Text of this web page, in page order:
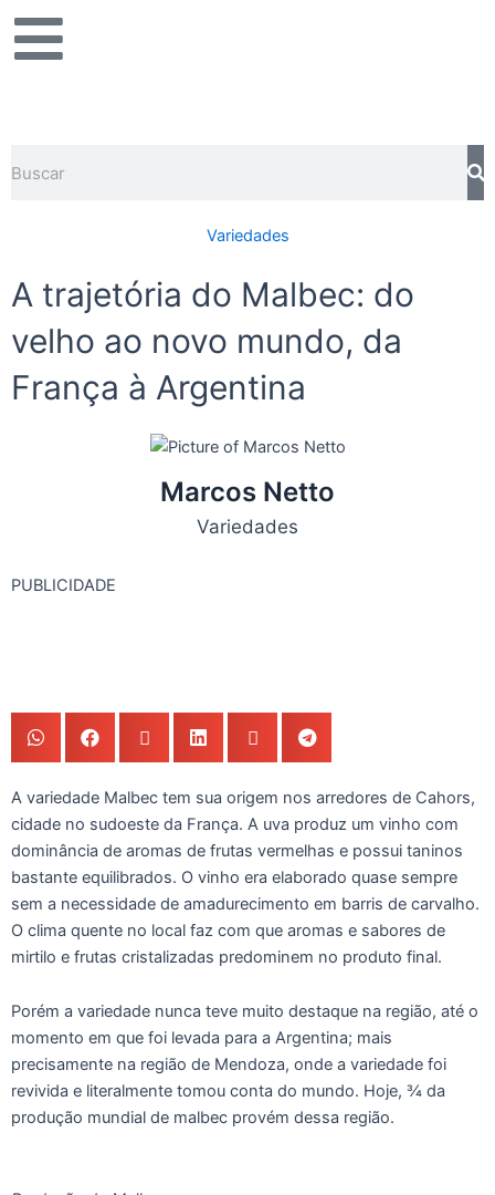
para
Variedades
A trajetória do Malbec: do
velho ao novo mundo, da
França à Argentina
Marcos Netto
Variedades
PUBLICIDADE
A variedade Malbec tem sua origem nos arredores de Cahors,
cidade no sudoeste da França. A uva produz um vinho com
dominância de aromas de frutas vermelhas e possui taninos
bastante equilibrados. O vinho era elaborado quase sempre
sem a necessidade de amadurecimento em barris de carvalho.
O clima quente no local faz com que aromas e sabores de
mirtilo e frutas cristalizadas predominem no produto final.‌
Porém a variedade nunca teve muito destaque na região, até o
momento em que foi levada para a Argentina; mais
precisamente na região de Mendoza, onde a variedade foi
revivida e literalmente tomou conta do mundo. Hoje, ¾ da
produção mundial de malbec provém dessa região.